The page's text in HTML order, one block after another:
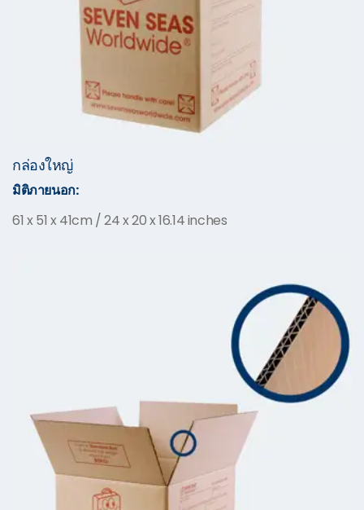
กล่องใหญ่
มิติภายนอก:
61 x 51 x 41cm / 24 x 20 x 16.14 inches